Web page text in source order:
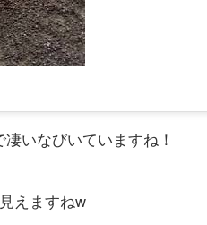
いなびいていますね！
えますねw